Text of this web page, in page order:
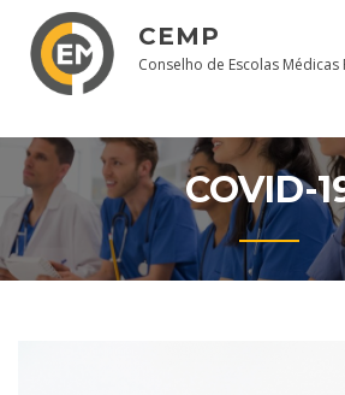
content
CEMP
Conselho de Escolas Médicas
COVID-